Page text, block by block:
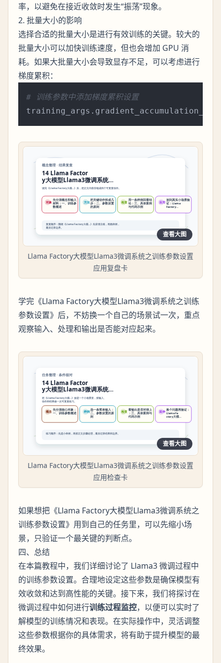
率，以避免在接近收敛时发生“振荡”现象。
2. 批量大小的影响
选择合适的批量大小是进行有效训练的关键。较大的
批量大小可以加快训练速度，但也会增加 GPU 消
耗。如果大批量大小会导致显存不足，可以考虑进行
梯度累积：
# 训练参数中添加梯度累积设置
查看大图
Llama Factory大模型Llama3微调系统之训练参数设置
应用复盘卡
学完《Llama Factory大模型Llama3微调系统之训练
参数设置》后，不妨换一个自己的场景试一次，重点
观察输入、处理和输出是否能对应起来。
查看大图
Llama Factory大模型Llama3微调系统之训练参数设置
应用检查卡
如果想把《Llama Factory大模型Llama3微调系统之
训练参数设置》用到自己的任务里，可以先缩小场
景，只验证一个最关键的判断点。
四、总结
在本篇教程中，我们详细讨论了 Llama3 微调过程中
的训练参数设置。合理地设定这些参数是确保模型有
效收敛和达到高性能的关键。接下来，我们将探讨在
微调过程中如何进行训练过程监控，以便可以实时了
解模型的训练情况和表现。在实际操作中，灵活调整
这些参数根据你的具体需求，将有助于提升模型的最
终效果。